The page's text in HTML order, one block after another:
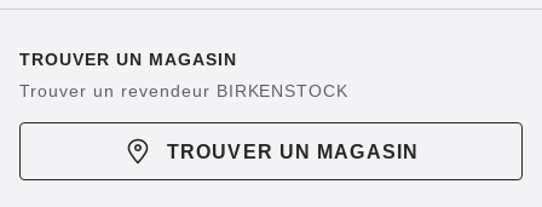
TROUVER UN MAGASIN
Trouver un revendeur BIRKENSTOCK
TROUVER UN MAGASIN